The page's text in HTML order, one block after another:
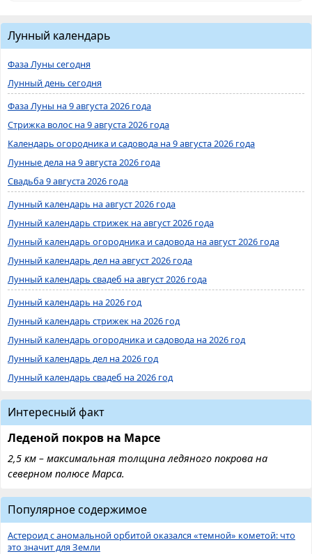
Лунный календарь
Фаза Луны сегодня
Лунный день сегодня
Фаза Луны на 9 августа 2026 года
Стрижка волос на 9 августа 2026 года
Календарь огородника и садовода на 9 августа 2026 года
Лунные дела на 9 августа 2026 года
Свадьба 9 августа 2026 года
Лунный календарь на август 2026 года
Лунный календарь стрижек на август 2026 года
Лунный календарь огородника и садовода на август 2026 года
Лунный календарь дел на август 2026 года
Лунный календарь свадеб на август 2026 года
Лунный календарь на 2026 год
Лунный календарь стрижек на 2026 год
Лунный календарь огородника и садовода на 2026 год
Лунный календарь дел на 2026 год
Лунный календарь свадеб на 2026 год
Интересный факт
Леденой покров на Марсе
2,5 км – максимальная толщина ледяного покрова на
северном полюсе Марса.
Популярное содержимое
Астероид с аномальной орбитой оказался «темной» кометой: что
это значит для Земли